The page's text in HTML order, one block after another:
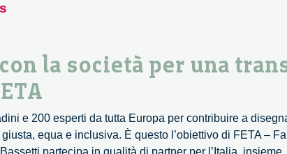
la società per una
e 200 esperti da tutta Europa per contribuire a
equa e inclusiva. È questo l’obiettivo di FETA –
partecipa in qualità di partner per l’Italia, insieme